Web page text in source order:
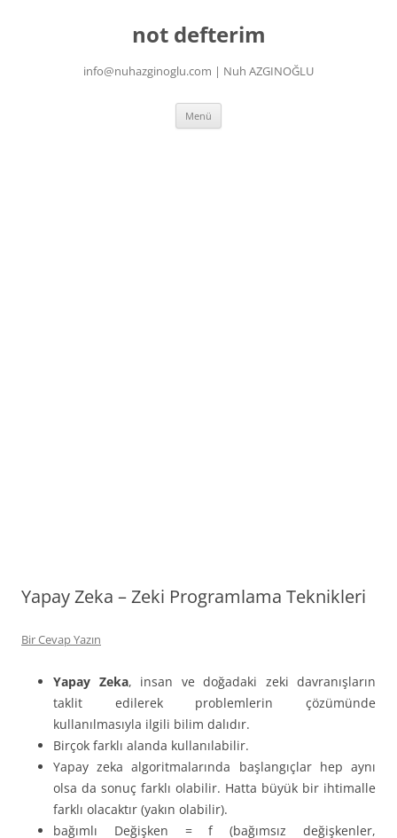
not defterim
info@nuhazginoglu.com | Nuh AZGINOĞLU
Menü
Yapay Zeka – Zeki Programlama Teknikleri
Bir Cevap Yazın
Yapay Zeka, insan ve doğadaki zeki davranışların
taklit edilerek problemlerin çözümünde
kullanılmasıyla ilgili bilim dalıdır.
Birçok farklı alanda kullanılabilir.
Yapay zeka algoritmalarında başlangıçlar hep aynı
olsa da sonuç farklı olabilir. Hatta büyük bir ihtimalle
farklı olacaktır (yakın olabilir).
bağımlı Değişken = f (bağımsız değişkenler,